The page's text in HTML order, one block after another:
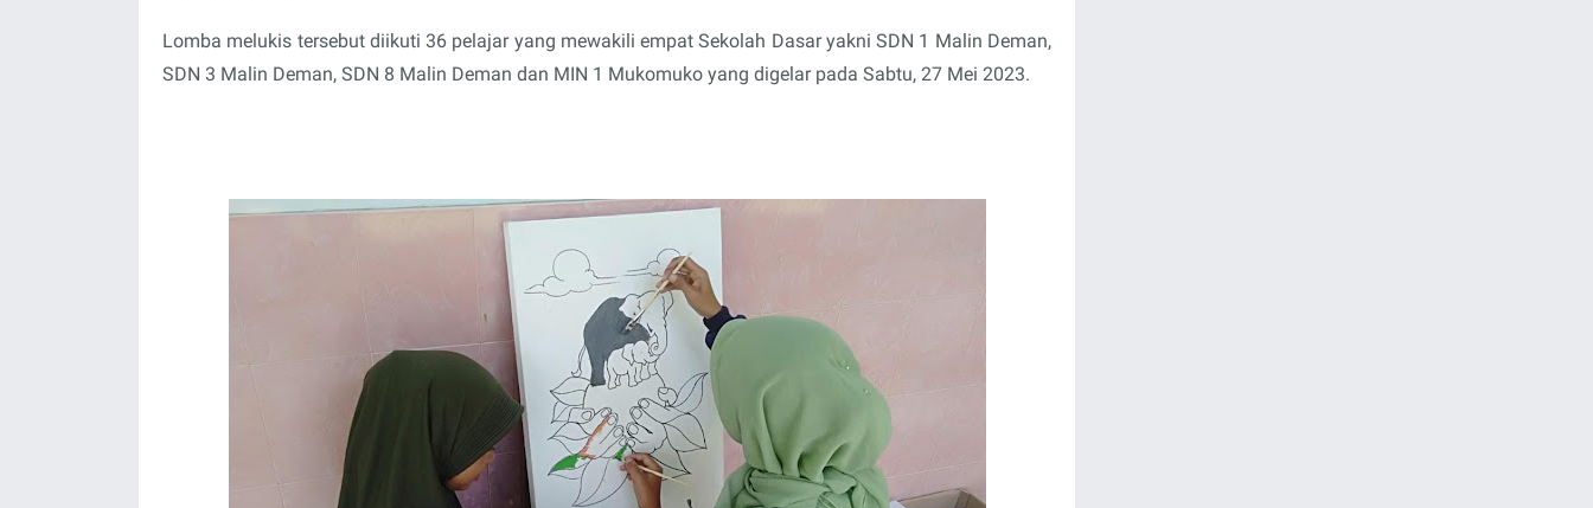
Lomba melukis tersebut diikuti 36 pelajar yang mewakili empat Sekolah Dasar yakni SDN 1 Malin Deman,
SDN 3 Malin Deman, SDN 8 Malin Deman dan MIN 1 Mukomuko yang digelar pada Sabtu, 27 Mei 2023.